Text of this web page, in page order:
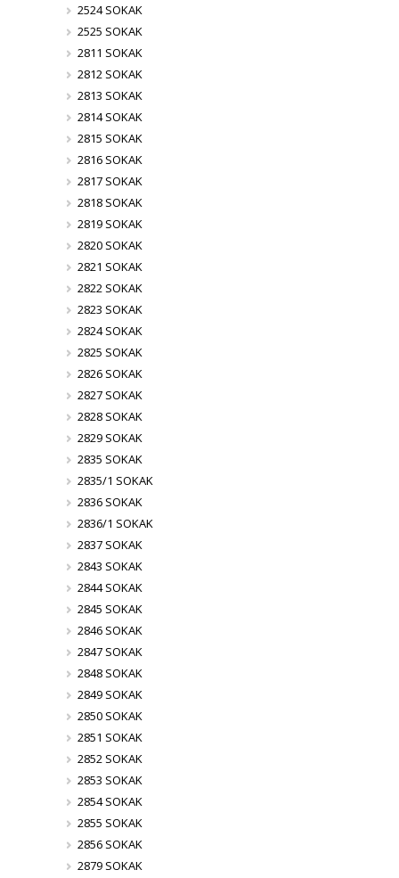
2524 SOKAK
2525 SOKAK
2811 SOKAK
2812 SOKAK
2813 SOKAK
2814 SOKAK
2815 SOKAK
2816 SOKAK
2817 SOKAK
2818 SOKAK
2819 SOKAK
2820 SOKAK
2821 SOKAK
2822 SOKAK
2823 SOKAK
2824 SOKAK
2825 SOKAK
2826 SOKAK
2827 SOKAK
2828 SOKAK
2829 SOKAK
2835 SOKAK
2835/1 SOKAK
2836 SOKAK
2836/1 SOKAK
2837 SOKAK
2843 SOKAK
2844 SOKAK
2845 SOKAK
2846 SOKAK
2847 SOKAK
2848 SOKAK
2849 SOKAK
2850 SOKAK
2851 SOKAK
2852 SOKAK
2853 SOKAK
2854 SOKAK
2855 SOKAK
2856 SOKAK
2879 SOKAK